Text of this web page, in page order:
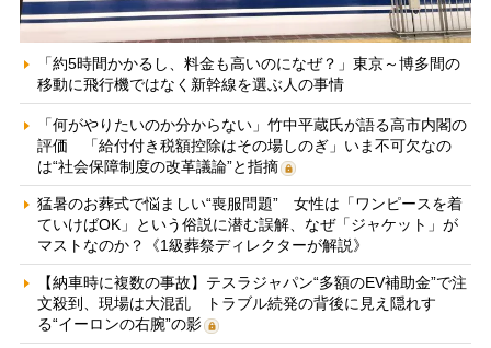
「約5時間かかるし、料金も高いのになぜ？」東京～博多間の
移動に飛行機ではなく新幹線を選ぶ人の事情
「何がやりたいのか分からない」竹中平蔵氏が語る高市内閣の
評価 「給付付き税額控除はその場しのぎ」いま不可欠なの
は“社会保障制度の改革議論”と指摘
猛暑のお葬式で悩ましい“喪服問題” 女性は「ワンピースを着
ていけばOK」という俗説に潜む誤解、なぜ「ジャケット」が
マストなのか？《1級葬祭ディレクターが解説》
【納車時に複数の事故】テスラジャパン“多額のEV補助金”で注
文殺到、現場は大混乱 トラブル続発の背後に見え隠れす
る“イーロンの右腕”の影